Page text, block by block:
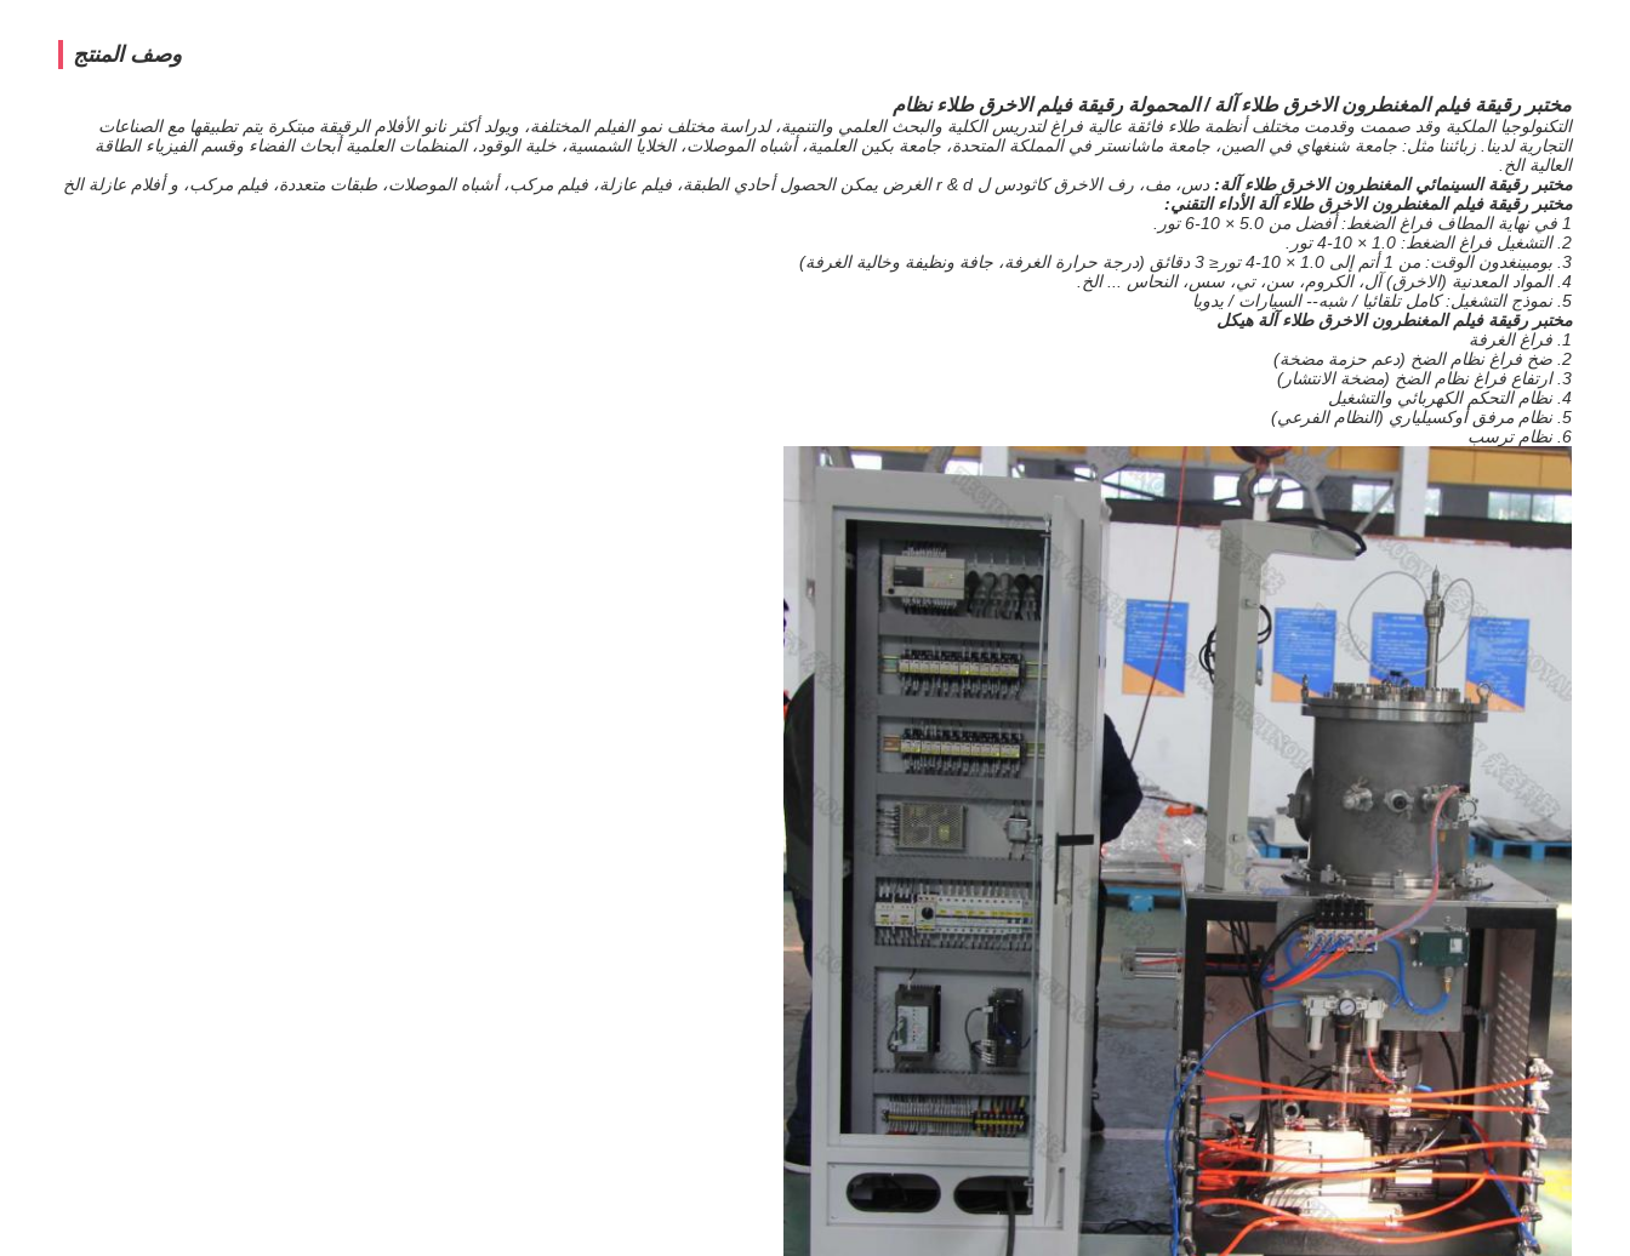
وصف المنتج
مختبر رقيقة فيلم المغنطرون الاخرق طلاء آلة / المحمولة رقيقة فيلم الاخرق طلاء نظام
التكنولوجيا الملكية وقد صممت وقدمت مختلف أنظمة طلاء فائقة عالية فراغ لتدريس الكلية والبحث العلمي والتنمية، لدراسة مختلف نمو الفيلم المختلفة، ويولد أكثر نانو الأفلام الرقيقة مبتكرة يتم تطبيقها مع الصناعات
التجارية لدينا. زبائننا مثل: جامعة شنغهاي في الصين، جامعة ماشانستر في المملكة المتحدة، جامعة بكين العلمية، أشباه الموصلات، الخلايا الشمسية، خلية الوقود، المنظمات العلمية أبحاث الفضاء وقسم الفيزياء الطاقة
العالية الخ.
مختبر رقيقة السينمائي المغنطرون الاخرق طلاء آلة: دس، مف، رف الاخرق كاثودس ل r & d الغرض يمكن الحصول أحادي الطبقة، فيلم عازلة، فيلم مركب، أشباه الموصلات، طبقات متعددة، فيلم مركب، و أفلام عازلة الخ
مختبر رقيقة فيلم المغنطرون الاخرق طلاء آلة الأداء التقني:
1 في نهاية المطاف فراغ الضغط: أفضل من 5.0 × 10-6 تور.
2. التشغيل فراغ الضغط: 1.0 × 10-4 تور.
3. بومبينغدون الوقت: من 1 أتم إلى 1.0 × 10-4 تور≤ 3 دقائق (درجة حرارة الغرفة، جافة ونظيفة وخالية الغرفة)
4. المواد المعدنية (الاخرق) آل، الكروم، سن، تي، سس، النحاس ... الخ.
5. نموذج التشغيل: كامل تلقائيا / شبه-- السيارات / يدويا
مختبر رقيقة فيلم المغنطرون الاخرق طلاء آلة هيكل
1. فراغ الغرفة
2. ضخ فراغ نظام الضخ (دعم حزمة مضخة)
3. ارتفاع فراغ نظام الضخ (مضخة الانتشار)
4. نظام التحكم الكهربائي والتشغيل
5. نظام مرفق أوكسيلياري (النظام الفرعي)
6. نظام ترسب